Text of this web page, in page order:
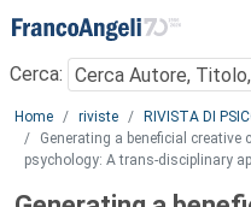
Menu
Cerca:
Main content
Home riviste RIVISTA DI
Generating a beneficial
psychology: A trans-disciplinary